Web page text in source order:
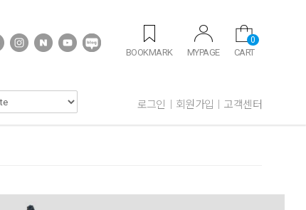
BOOKMARK MYPAGE CART
0
로그인 회원가입 고객센터